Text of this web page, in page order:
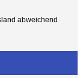
abweichend